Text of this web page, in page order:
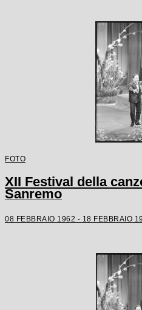
FOTO
XII Festival della
Sanremo
08 FEBBRAIO 1962 - 18 FEBBRAIO